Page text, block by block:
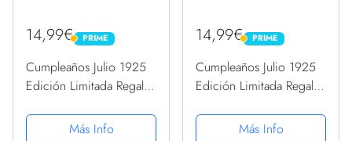
14,99€ PRIME
PRIME
Cumpleaños Julio 1925
Edición Limitada Regalo
PopGrip Intercambiable
Más Info
14,99€ PRIME
PRIME
Cumpleaños Julio 1925
Edición Limitada Regalo
PopGrip Intercambiable
Más Info